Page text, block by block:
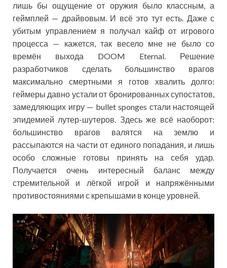
лишь бы ощущение от оружия было классным, а
геймплей — драйвовым. И всё это тут есть. Даже с
убитым управлением я получал кайф от игрового
процесса — кажется, так весело мне не было со
времён выхода DOOM Eternal. Решение
разработчиков сделать большинство врагов
максимально смертными я готов хвалить долго:
геймеры давно устали от бронированных супостатов,
замедляющих игру — bullet sponges стали настоящей
эпидемией лутер-шутеров. Здесь же всё наоборот:
большинство врагов валятся на землю и
рассыпаются на части от единого попадания, и лишь
особо сложные готовы принять на себя удар.
Получается очень интересный баланс между
стремительной и лёгкой игрой и напряжёнными
противостояниями с крепышами в конце уровней.